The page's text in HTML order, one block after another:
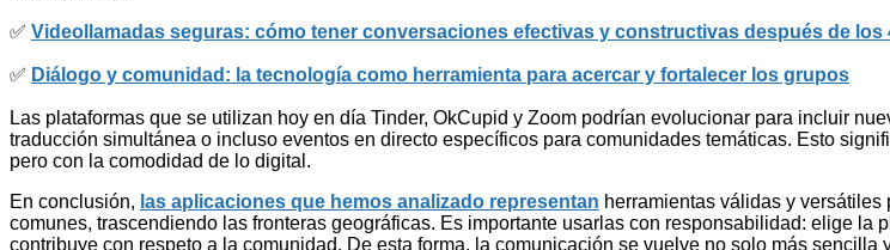
✅ Videollamadas seguras: cómo tener conversaciones efectivas y constructivas después de los
✅ Diálogo y comunidad: la tecnología como herramienta para acercar y fortalecer los grupos
Las plataformas que se utilizan hoy en día Tinder, OkCupid y Zoom podrían evolucionar para incluir
traducción simultánea o incluso eventos en directo específicos para comunidades temáticas. Esto
pero con la comodidad de lo digital.
En conclusión, las aplicaciones que hemos analizado representan herramientas válidas y
comunes, trascendiendo las fronteras geográficas. Es importante usarlas con responsabilidad: elige
contribuye con respeto a la comunidad. De esta forma, la comunicación se vuelve no solo más